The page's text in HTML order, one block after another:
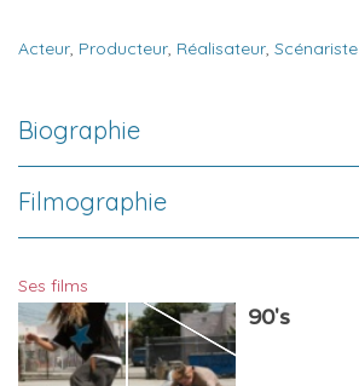
Acteur, Producteur, Réalisateur, Scénariste
Biographie
Filmographie
Ses films
90's